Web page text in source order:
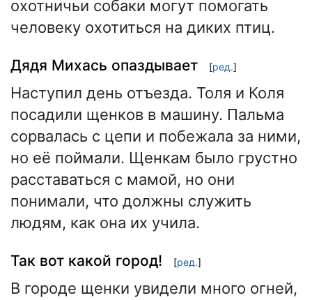
охотничьи собаки могут помогать
человеку охотиться на диких птиц.
Дядя Михась опаздывает [ред.]
Наступил день отъезда. Толя и Коля
посадили щенков в машину. Пальма
сорвалась с цепи и побежала за ними,
но её поймали. Щенкам было грустно
расставаться с мамой, но они
понимали, что должны служить
людям, как она их учила.
Так вот какой город! [ред.]
В городе щенки увидели много огней,